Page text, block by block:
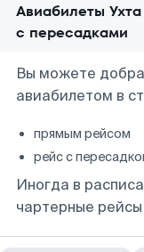
Авиабилеты
с пересадками
Вы можете
авиабилетом в
прямым рейсом
рейс с
Иногда в
чартерные